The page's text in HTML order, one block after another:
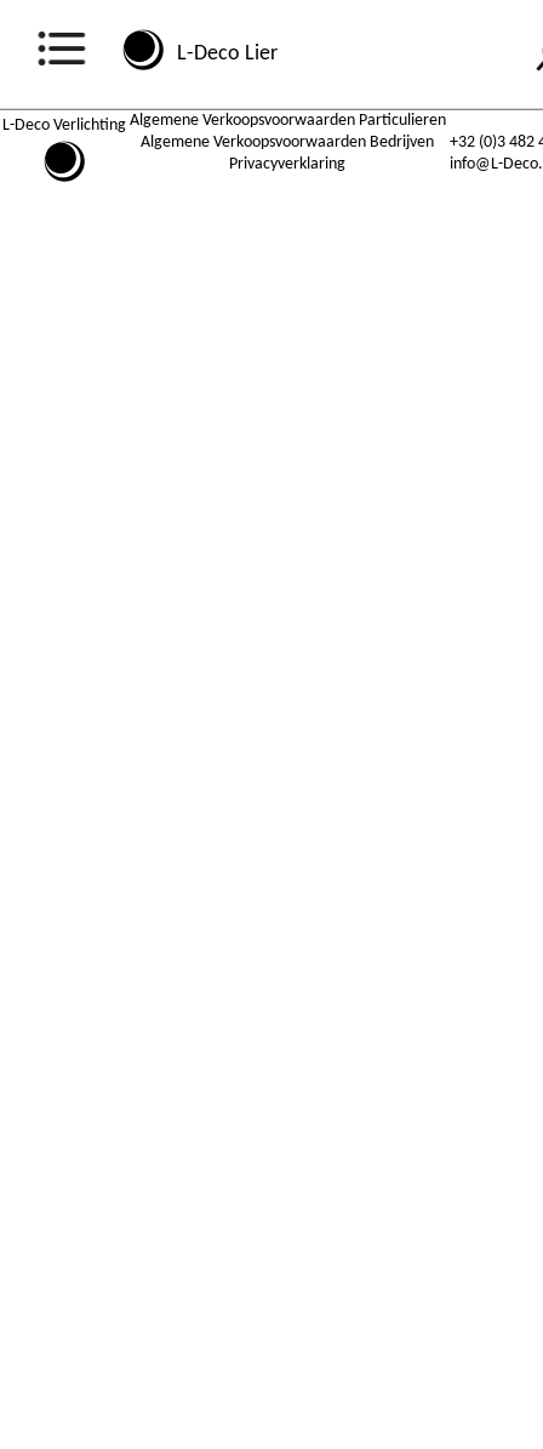
L-Deco Lier
L-Deco Verlichting Algemene Verkoopsvoorwaarden Particulieren
Algemene Verkoopsvoorwaarden Bedrijven
Privacyverklaring
+32 (0)3 482
info@L-